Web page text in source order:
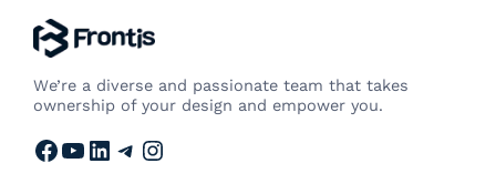
We’re a diverse and passionate team that takes
ownership of your design and empower you.
Facebook YouTube LinkedIn Telegram Instagram